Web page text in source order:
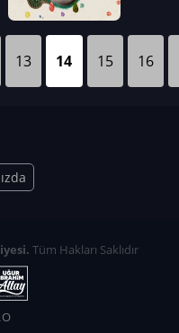
13 14 15 16
Tüm Hakları Saklıdır